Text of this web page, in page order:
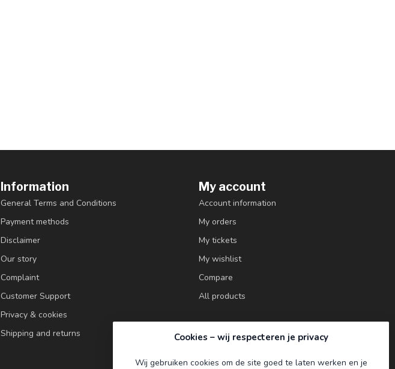
Information
General Terms and Conditions
Payment methods
Disclaimer
Our story
Complaint
Customer Support
Privacy & cookies
Shipping and returns
My account
Account information
My orders
My tickets
My wishlist
Compare
All products
Cookies – wij respecteren je privacy
Wij gebruiken cookies om de site goed te laten werken en je